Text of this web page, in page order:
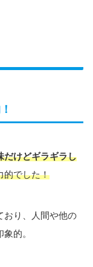
だけどギラギラし
的でした！
おり、人間や他の
的。